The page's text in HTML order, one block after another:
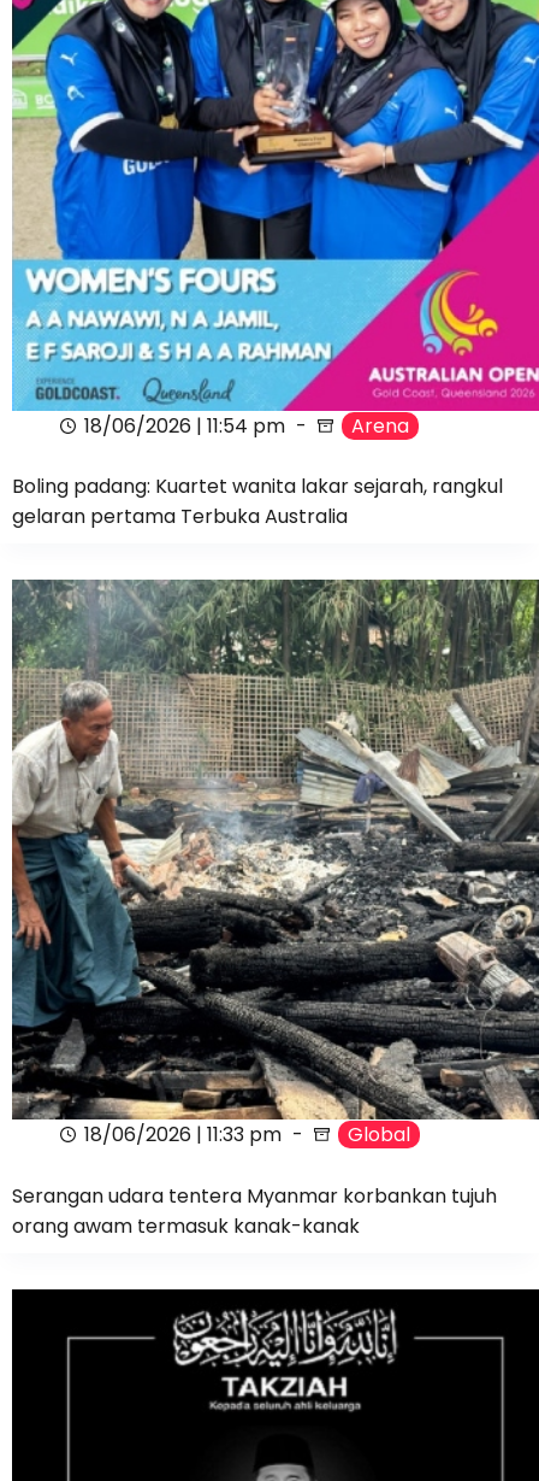
18/06/2026 | 11:54 pm Arena
Boling padang: Kuartet wanita lakar sejarah, rangkul
gelaran pertama Terbuka Australia
18/06/2026 | 11:33 pm Global
Serangan udara tentera Myanmar korbankan tujuh
orang awam termasuk kanak-kanak